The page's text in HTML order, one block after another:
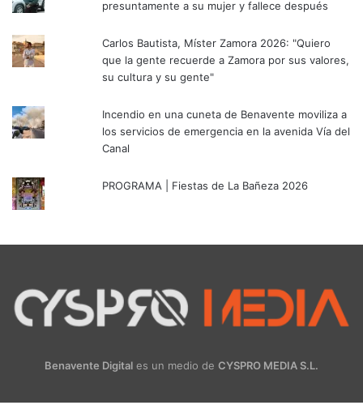
presuntamente a su mujer y fallece después
Carlos Bautista, Míster Zamora 2026: "Quiero
que la gente recuerde a Zamora por sus valores,
su cultura y su gente"
Incendio en una cuneta de Benavente moviliza a
los servicios de emergencia en la avenida Vía del
Canal
PROGRAMA | Fiestas de La Bañeza 2026
Benavente Digital es un medio de CYSPRO MEDIA S.L.